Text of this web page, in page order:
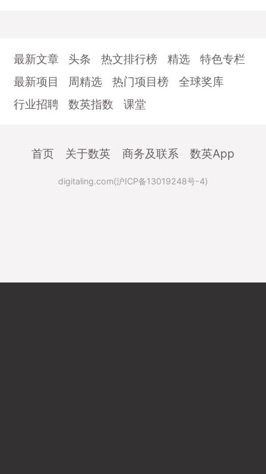
最新文章 头条 热文排行榜 精选
特色专栏
最新项目
周精选 热门项目榜
全球奖库
行业招聘
数英指数 课堂
首页 关于数英 商务及联系 数英App
digitaling.com(沪ICP备13019248号-4)